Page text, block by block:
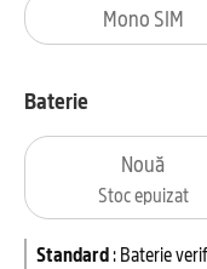
Mono SIM
Baterie
Nouă
Stoc epuizat
Standard:Baterie